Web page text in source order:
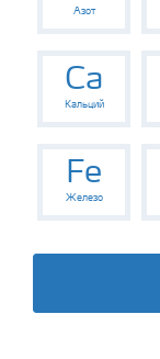
Азот
Ca
Кальций
Fe
Железо